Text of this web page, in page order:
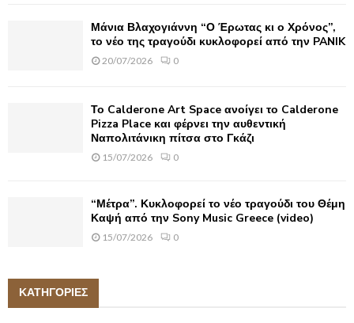
Μάνια Βλαχογιάννη “Ο Έρωτας κι ο Χρόνος”,
το νέο της τραγούδι κυκλοφορεί από την PANIK
20/07/2026 0
Το Calderone Art Space ανοίγει το Calderone
Pizza Place και φέρνει την αυθεντική
Ναπολιτάνικη πίτσα στο Γκάζι
15/07/2026 0
“Μέτρα”. Κυκλοφορεί το νέο τραγούδι του Θέμη
Καψή από την Sony Music Greece (video)
15/07/2026 0
ΚΑΤΗΓΟΡΙΕΣ